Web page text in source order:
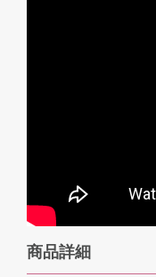
商品詳細